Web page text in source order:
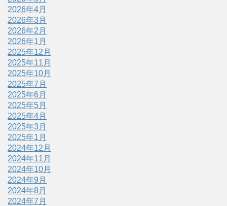
2026年4月
2026年3月
2026年2月
2026年1月
2025年12月
2025年11月
2025年10月
2025年7月
2025年6月
2025年5月
2025年4月
2025年3月
2025年1月
2024年12月
2024年11月
2024年10月
2024年9月
2024年8月
2024年7月